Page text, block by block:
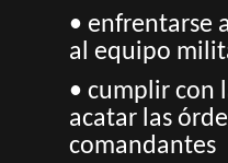
• enfrentarse
al equipo
• cumplir con
acatar las
comandantes